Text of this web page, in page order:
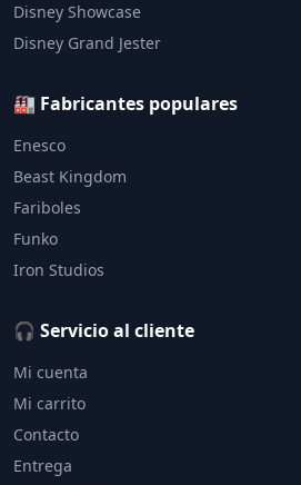
Disney Showcase
Disney Grand Jester
🏭 Fabricantes populares
Enesco
Beast Kingdom
Fariboles
Funko
Iron Studios
🎧 Servicio al cliente
Mi cuenta
Mi carrito
Contacto
Entrega